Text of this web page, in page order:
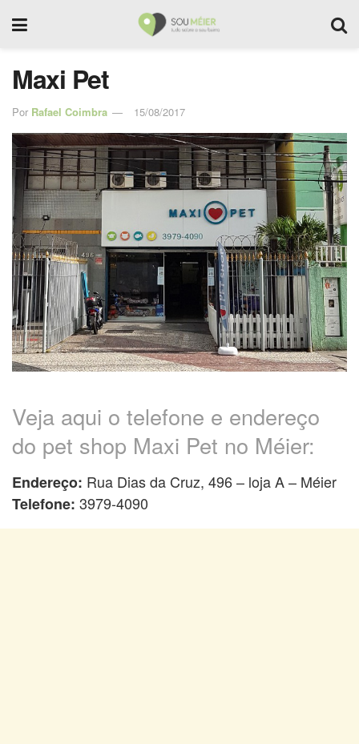
Maxi Pet
Por Rafael Coimbra 15/08/2017
Veja aqui o telefone e endereço
do pet shop Maxi Pet no Méier:
Endereço: Rua Dias da Cruz, 496 – loja A – Méier
Telefone: 3979-4090